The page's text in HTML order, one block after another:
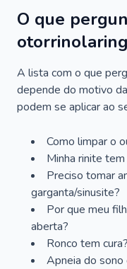
O que
A lista com o que
depende do motivo
podem se aplicar ao
Como limpar o
Minha rinite tem
Preciso tomar
garganta/sinusite?
Por que meu
aberta?
Ronco tem cura?
Apneia do sono